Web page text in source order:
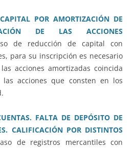
POR AMORTIZACIÓN DE
DE LAS ACCIONES
de reducción de capital con
para su inscripción es necesario
acciones amortizadas coincida
acciones que consten en los
FALTA DE DEPÓSITO DE
CALIFICACIÓN POR DISTINTOS
de registros mercantiles con